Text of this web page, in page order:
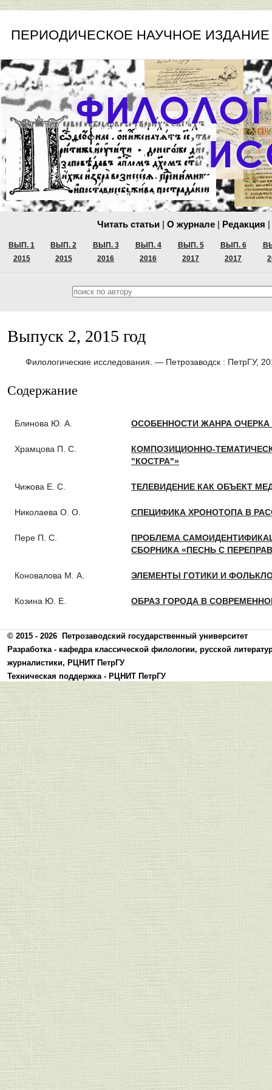
ПЕРИОДИЧЕСКОЕ НАУЧНОЕ ИЗДАНИЕ
Читать статьи | О журнале | Редакция |
ВЫП. 1
2015
ВЫП. 2
2015
ВЫП. 3
2016
ВЫП. 4
2016
ВЫП. 5
2017
ВЫП. 6
2017
Выпуск 2, 2015 год
Филологические исследования. — Петрозаводск : ПетрГУ,
Содержание
Блинова Ю. А. ОСОБЕННОСТИ ЖАНРА ОЧЕРКА
Храмцова П. С.
КОМПОЗИЦИОННО-
"КОСТРА"»
Чижова Е. С. ТЕЛЕВИДЕНИЕ КАК ОБЪЕКТ
Николаева О. О. СПЕЦИФИКА ХРОНОТОПА В
Пере П. С.
ПРОБЛЕМА
СБОРНИКА «ПЕСНЬ С
Коновалова М. А. ЭЛЕМЕНТЫ ГОТИКИ И
Козина Ю. Е. ОБРАЗ ГОРОДА В
© 2015 - 2026
Петрозаводский государственный университет
Разработка - кафедра классической филологии, русской
журналистики, РЦНИТ ПетрГУ
Техническая поддержка - РЦНИТ ПетрГУ
Политика конфиденциальности